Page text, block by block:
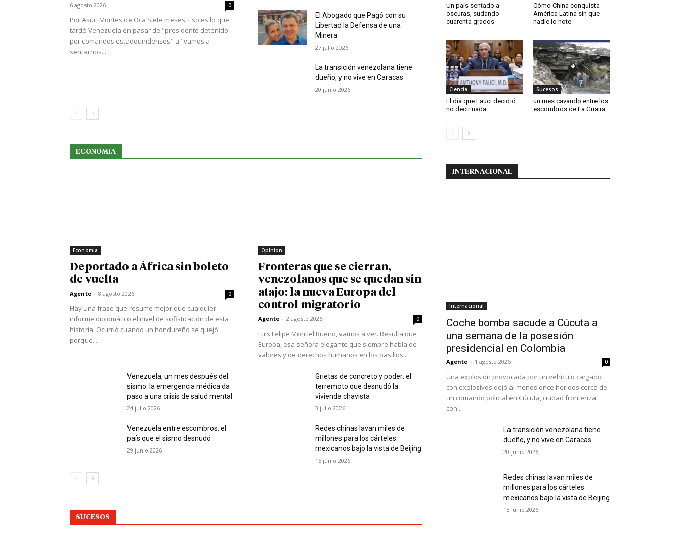
6 agosto 2026 0
Por Asuri Montes de Oca Siete meses. Eso es lo que
tardó Venezuela en pasar de "presidente detenido
por comandos estadounidenses" a "vamos a
sentarnos...
El Abogado que Pagó con su
Libertad la Defensa de una
Minera
27 julio 2026
La transición venezolana tiene
dueño, y no vive en Caracas
20 junio 2026
ECONOMIA
Economia
Deportado a África sin boleto
de vuelta
Agente - 8 agosto 2026 0
Hay una frase que resume mejor que cualquier
informe diplomático el nivel de sofisticación de esta
historia. Ocurrió cuando un hondureño se quejó
porque...
Opinion
Fronteras que se cierran,
venezolanos que se quedan sin
atajo: la nueva Europa del
control migratorio
Agente - 2 agosto 2026 0
Luis Felipe Montiel Bueno, vamos a ver. Resulta que
Europa, esa señora elegante que siempre habla de
valores y de derechos humanos en los pasillos...
Venezuela, un mes después del
sismo: la emergencia médica da
paso a una crisis de salud mental
24 julio 2026
Grietas de concreto y poder: el
terremoto que desnudó la
vivienda chavista
3 julio 2026
Venezuela entre escombros: el
país que el sismo desnudó
29 junio 2026
Redes chinas lavan miles de
millones para los cárteles
mexicanos bajo la vista de Beijing
15 junio 2026
SUCESOS
Un país sentado a
oscuras, sudando
cuarenta grados
Cómo China conquista
América Latina sin que
nadie lo note
Ciencia
El día que Fauci decidió
no decir nada
Sucesos
un mes cavando entre los
escombros de La Guaira
INTERNACIONAL
Internacional
Coche bomba sacude a Cúcuta a
una semana de la posesión
presidencial en Colombia
Agente - 1 agosto 2026 0
Una explosión provocada por un vehículo cargado
con explosivos dejó al menos once heridos cerca de
un comando policial en Cúcuta, ciudad fronteriza
con...
La transición venezolana tiene
dueño, y no vive en Caracas
20 junio 2026
Redes chinas lavan miles de
millones para los cárteles
mexicanos bajo la vista de Beijing
15 junio 2026